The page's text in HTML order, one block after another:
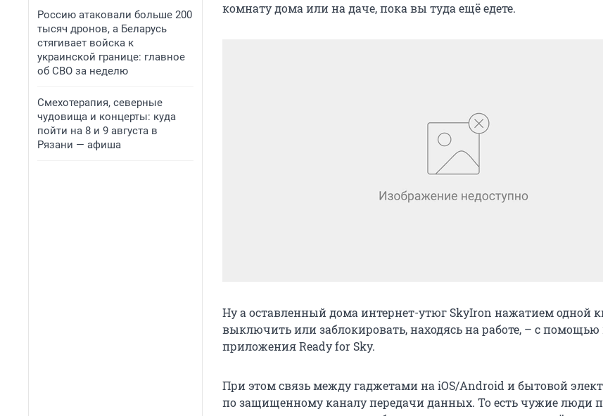
Россию атаковали больше 200
тысяч дронов, а Беларусь
стягивает войска к
украинской границе: главное
об СВО за неделю
Смехотерапия, северные
чудовища и концерты: куда
пойти на 8 и 9 августа в
Рязани — афиша
комнату дома или на даче, пока вы туда ещё едете.
Ну а оставленный дома интернет-утюг SkyIron нажатием одной
выключить или заблокировать, находясь на работе, – с помощью
приложения Ready for Sky.
При этом связь между гаджетами на iOS/Android и бытовой
по защищенному каналу передачи данных. То есть чужие люди